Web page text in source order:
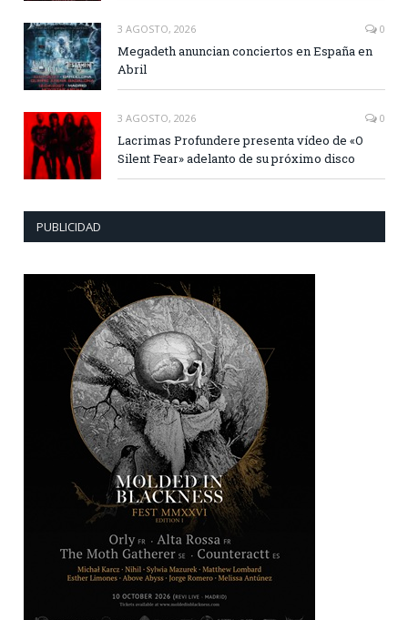
3 AGOSTO, 2026 0
Megadeth anuncian conciertos en España en
Abril
3 AGOSTO, 2026 0
Lacrimas Profundere presenta vídeo de «O
Silent Fear» adelanto de su próximo disco
PUBLICIDAD